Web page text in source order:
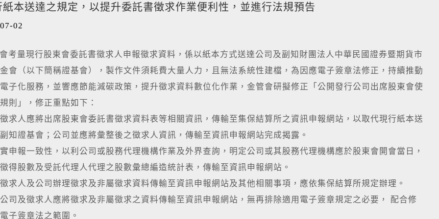
本送達之規定，以提升委託書徵求作業便利性，並進行法規預告
02
現行股東會委託書徵求人申報徵求資料，係以紙本方式送達公司及副知財團法人中華民國證券暨期貨市
會（以下簡稱證基會），製作文件須耗費大量人力，且無法系統性建檔，為因應電子簽章法修正，持續推動
子化服務，並響應節能減碳政策，提升徵求資料數位化作業，金管會研擬修正「公開發行公司出席股東會使
則」，修正重點如下：
求人應將出席股東會委託書徵求資料表等相關資訊，傳輸至集保結算所之資訊申報網站，以取代現行紙本送
知證基會；公司並應將彙整後之徵求人資訊，傳輸至資訊申報網站完成揭露。
申報一致性，以利公司或股務代理機構作業及外界查詢，明定公司或其股務代理機構應於股東會開會當日，
得股數及受託代理人代理之股數彙總編造統計表，傳輸至資訊申報網站。
求人及公司辦理徵求及非屬徵求資料傳輸至資訊申報網站及其他相關事項，應依集保結算所規定辦理。
司及徵求人應將徵求及非屬徵求之資料傳輸至資訊申報網站，無再排除適用電子簽章規定之必要， 配合修
子簽章法之範圍。